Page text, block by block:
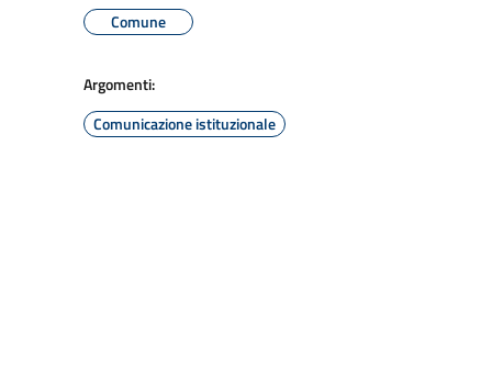
Comune
Argomenti:
Comunicazione istituzionale